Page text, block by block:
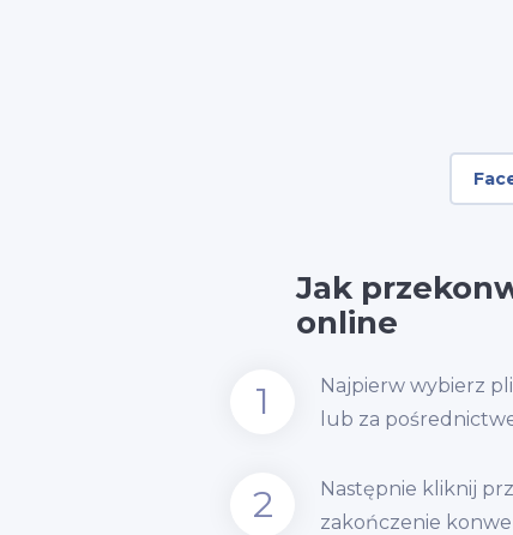
Jak
online
1
Najpierw wybierz
lub za
2
Następnie kliknij
zakończenie